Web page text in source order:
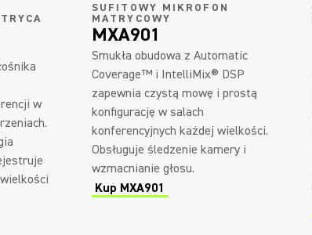
w
SUFITOWY MIKROFON
MATRYCOWY
MXA901
Smukła obudowa z Automatic
Coverage™ i IntelliMix® DSP
zapewnia czystą mowę i prostą
konfigurację w salach
konferencyjnych każdej wielkości.
Obsługuje śledzenie kamery i
wzmacnianie głosu.
Kup MXA901